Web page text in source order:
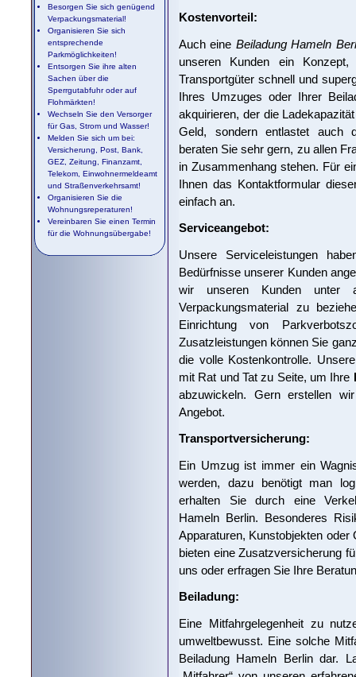
Kostenvorteil:
Auch eine Beiladung Hameln
unseren Kunden ein
Transportgüter schnell und
Ihres Umzuges oder Ihrer
akquirieren, der die
Geld, sondern entlastet auch
beraten Sie sehr gern, zu allen
in Zusammenhang stehen. Für
Ihnen das Kontaktformular
einfach an.
Serviceangebot:
Unsere Serviceleistungen
Bedürfnisse unserer Kunden
wir unseren Kunden unter
Verpackungsmaterial zu
Einrichtung von
Zusatzleistungen können Sie
die volle Kostenkontrolle.
mit Rat und Tat zu Seite, um Ihre
abzuwickeln. Gern erstellen
Angebot.
Transportversicherung:
Ein Umzug ist immer ein
werden, dazu benötigt man
erhalten Sie durch eine
Hameln Berlin. Besonderes
Apparaturen, Kunstobjekten
bieten eine Zusatzversicherung
uns oder erfragen Sie Ihre
Beiladung:
Eine Mitfahrgelegenheit zu
umweltbewusst. Eine solche
Beiladung Hameln Berlin dar.
Besorgen Sie sich genügend
Verpackungsmaterial!
Organisieren Sie sich
entsprechende
Parkmöglichkeiten!
Entsorgen Sie ihre alten
Sachen über die
Sperrgutabfuhr oder auf
Flohmärkten!
Wechseln Sie den Versorger
für Gas, Strom und Wasser!
Melden Sie sich um bei:
Versicherung, Post, Bank,
GEZ, Zeitung, Finanzamt,
Telekom, Einwohnermeldeamt
und Straßenverkehrsamt!
Organisieren Sie die
Wohnungsreperaturen!
Vereinbaren Sie einen Termin
für die Wohnungsübergabe!